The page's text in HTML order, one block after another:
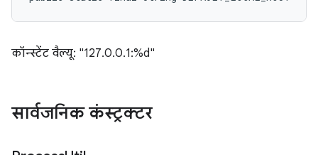
कॉन्स्टेंट वैल्यू: "127.0.0.1:%d"
सार्वजनिक कंस्ट्रक्टर